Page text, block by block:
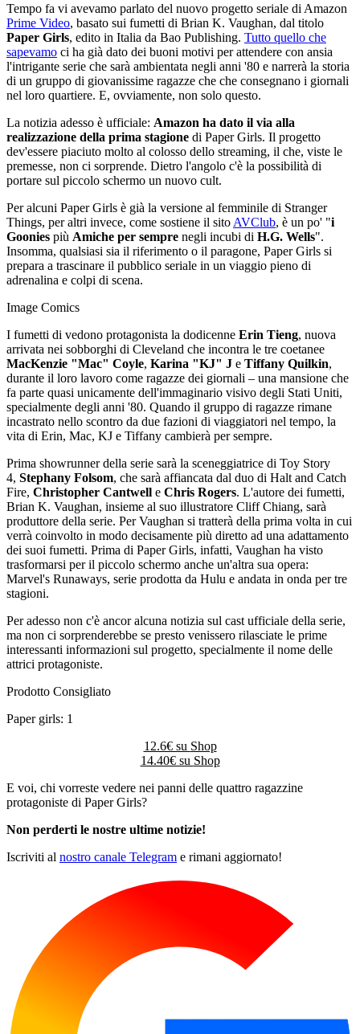
Tempo fa vi avevamo parlato del nuovo progetto seriale di Amazon
Prime Video, basato sui fumetti di Brian K. Vaughan, dal titolo
Paper Girls, edito in Italia da Bao Publishing. Tutto quello che
sapevamo ci ha già dato dei buoni motivi per attendere con ansia
l'intrigante serie che sarà ambientata negli anni '80 e narrerà la storia
di un gruppo di giovanissime ragazze che che consegnano i giornali
nel loro quartiere. E, ovviamente, non solo questo.
La notizia adesso è ufficiale: Amazon ha dato il via alla
realizzazione della prima stagione di Paper Girls. Il progetto
dev'essere piaciuto molto al colosso dello streaming, il che, viste le
premesse, non ci sorprende. Dietro l'angolo c'è la possibilità di
portare sul piccolo schermo un nuovo cult.
Per alcuni Paper Girls è già la versione al femminile di Stranger
Things, per altri invece, come sostiene il sito AVClub, è un po' "i
Goonies più Amiche per sempre negli incubi di H.G. Wells".
Insomma, qualsiasi sia il riferimento o il paragone, Paper Girls si
prepara a trascinare il pubblico seriale in un viaggio pieno di
adrenalina e colpi di scena.
Image Comics
I fumetti di vedono protagonista la dodicenne Erin Tieng, nuova
arrivata nei sobborghi di Cleveland che incontra le tre coetanee
MacKenzie "Mac" Coyle, Karina "KJ" J e Tiffany Quilkin,
durante il loro lavoro come ragazze dei giornali – una mansione che
fa parte quasi unicamente dell'immaginario visivo degli Stati Uniti,
specialmente degli anni '80. Quando il gruppo di ragazze rimane
incastrato nello scontro da due fazioni di viaggiatori nel tempo, la
vita di Erin, Mac, KJ e Tiffany cambierà per sempre.
Prima showrunner della serie sarà la sceneggiatrice di Toy Story
4, Stephany Folsom, che sarà affiancata dal duo di Halt and Catch
Fire, Christopher Cantwell e Chris Rogers. L'autore dei fumetti,
Brian K. Vaughan, insieme al suo illustratore Cliff Chiang, sarà
produttore della serie. Per Vaughan si tratterà della prima volta in cui
verrà coinvolto in modo decisamente più diretto ad una adattamento
dei suoi fumetti. Prima di Paper Girls, infatti, Vaughan ha visto
trasformarsi per il piccolo schermo anche un'altra sua opera:
Marvel's Runaways, serie prodotta da Hulu e andata in onda per tre
stagioni.
Per adesso non c'è ancor alcuna notizia sul cast ufficiale della serie,
ma non ci sorprenderebbe se presto venissero rilasciate le prime
interessanti informazioni sul progetto, specialmente il nome delle
attrici protagoniste.
Prodotto Consigliato
Paper girls: 1
12.6€ su Shop
14.40€ su Shop
E voi, chi vorreste vedere nei panni delle quattro ragazzine
protagoniste di Paper Girls?
Non perderti le nostre ultime notizie!
Iscriviti al nostro canale Telegram e rimani aggiornato!